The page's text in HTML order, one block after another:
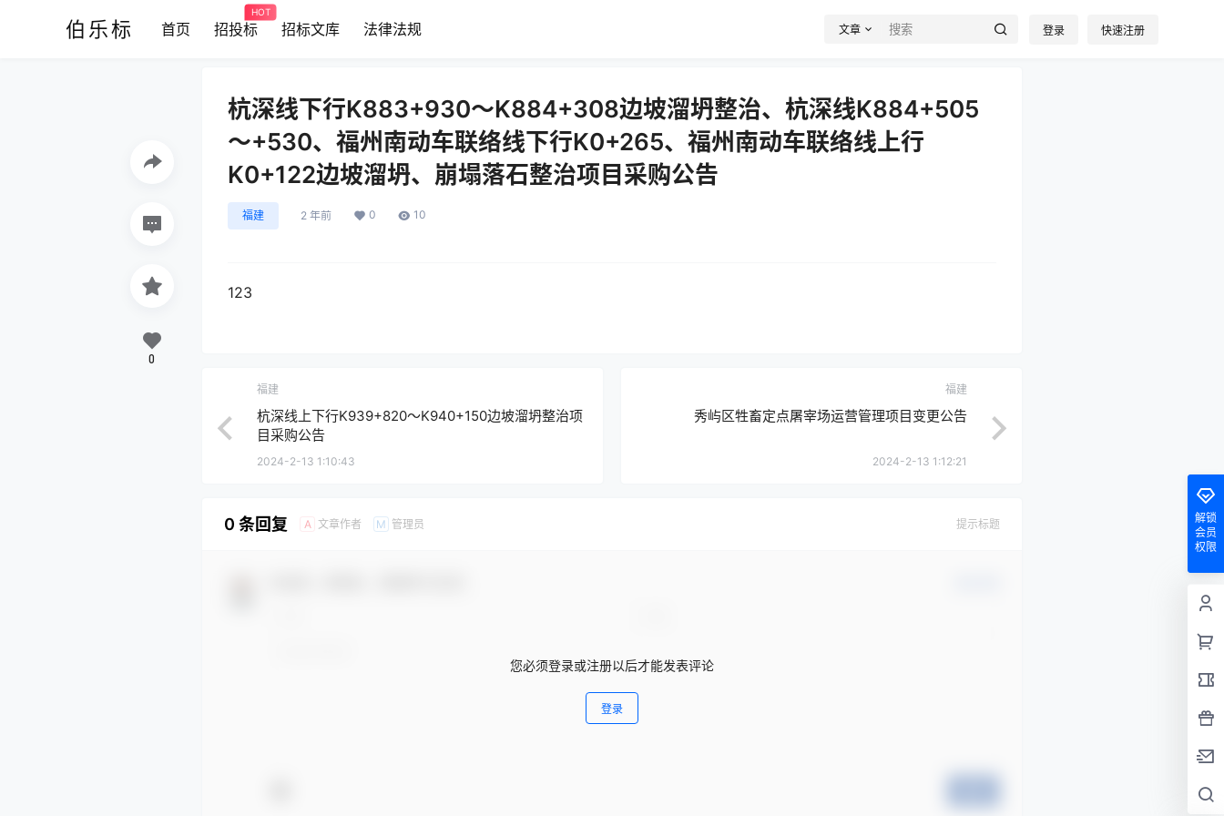
伯乐标 首页 招投标
HOT
招标文库 法律法规 文章 登录 快速注册
杭深线下行K883+930～K884+308边坡溜坍整治、杭深线K884+505
～+530、福州南动车联络线下行K0+265、福州南动车联络线上行
K0+122边坡溜坍、崩塌落石整治项目采购公告
福建 2 年前 0 10
123
0
福建
杭深线上下行K939+820～K940+150边坡溜坍整治项
目采购公告
2024-2-13 1:10:43
福建
秀屿区牲畜定点屠宰场运营管理项目变更公告
2024-2-13 1:12:21
0 条回复 A 文章作者 M 管理员 提示标题
您必须登录或注册以后才能发表评论
登录
解锁
会员
权限